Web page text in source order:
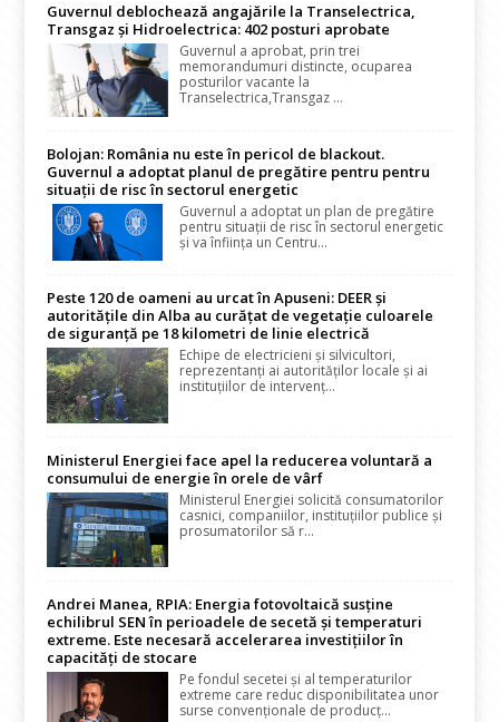
Guvernul deblochează angajările la Transelectrica,
Transgaz și Hidroelectrica: 402 posturi aprobate
Guvernul a aprobat, prin trei
memorandumuri distincte, ocuparea
posturilor vacante la
Transelectrica,Transgaz ...
Bolojan: România nu este în pericol de blackout.
Guvernul a adoptat planul de pregătire pentru pentru
situații de risc în sectorul energetic
Guvernul a adoptat un plan de pregătire
pentru situații de risc în sectorul energetic
și va înființa un Centru...
Peste 120 de oameni au urcat în Apuseni: DEER și
autoritățile din Alba au curățat de vegetație culoarele
de siguranță pe 18 kilometri de linie electrică
Echipe de electricieni și silvicultori,
reprezentanți ai autorităților locale și ai
instituțiilor de intervenț...
Ministerul Energiei face apel la reducerea voluntară a
consumului de energie în orele de vârf
Ministerul Energiei solicită consumatorilor
casnici, companiilor, instituțiilor publice și
prosumatorilor să r...
Andrei Manea, RPIA: Energia fotovoltaică susține
echilibrul SEN în perioadele de secetă și temperaturi
extreme. Este necesară accelerarea investițiilor în
capacități de stocare
Pe fondul secetei și al temperaturilor
extreme care reduc disponibilitatea unor
surse convenționale de producț...